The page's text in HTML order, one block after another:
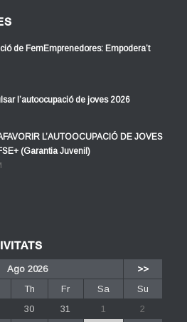
de FemEmprenedores: Empodera’t
l’autoocupació de joves 2026
L’AUTOOCUPACIÓ DE JOVES
(Garantia Juvenil)
Ago 2026
>>
Th Fr Sa
Su
30 31 1
2